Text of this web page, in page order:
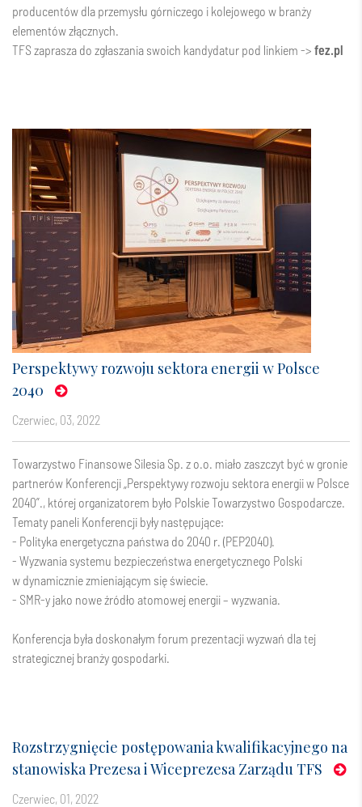
producentów dla przemysłu górniczego i kolejowego w branży
elementów złącznych.
TFS zaprasza do zgłaszania swoich kandydatur pod linkiem -> fez.pl
Perspektywy rozwoju sektora energii w Polsce
2040
czerwiec, 03, 2022
Towarzystwo Finansowe Silesia Sp. z o.o. miało zaszczyt być w gronie
partnerów Konferencji „Perspektywy rozwoju sektora energii w Polsce
2040”., której organizatorem było Polskie Towarzystwo Gospodarcze.
Tematy paneli Konferencji były następujące:
- Polityka energetyczna państwa do 2040 r. (PEP2040).
- Wyzwania systemu bezpieczeństwa energetycznego Polski
w dynamicznie zmieniającym się świecie.
- SMR-y jako nowe źródło atomowej energii – wyzwania.
Konferencja była doskonałym forum prezentacji wyzwań dla tej
strategicznej branży gospodarki.
Rozstrzygnięcie postępowania kwalifikacyjnego na
stanowiska Prezesa i Wiceprezesa Zarządu TFS
czerwiec, 01, 2022